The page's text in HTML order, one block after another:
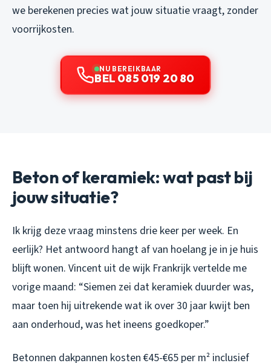
we berekenen precies wat jouw situatie vraagt, zonder
voorrijkosten.
NU BEREIKBAAR
BEL 085 019 20 80
Beton of keramiek: wat past bij
jouw situatie?
Ik krijg deze vraag minstens drie keer per week. En
eerlijk? Het antwoord hangt af van hoelang je in je huis
blijft wonen. Vincent uit de wijk Frankrijk vertelde me
vorige maand: “Siemen zei dat keramiek duurder was,
maar toen hij uitrekende wat ik over 30 jaar kwijt ben
aan onderhoud, was het ineens goedkoper.”
Betonnen dakpannen kosten €45-€65 per m² inclusief